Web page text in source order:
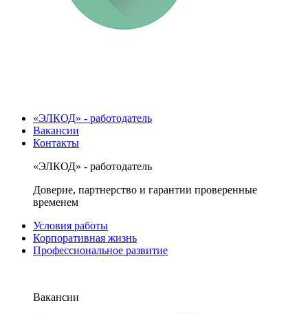
«ЭЛКОД» - работодатель
Вакансии
Контакты
«ЭЛКОД» - работодатель
Доверие, партнерство и гарантии проверенные
временем
Условия работы
Корпоративная жизнь
Профессиональное развитие
Вакансии